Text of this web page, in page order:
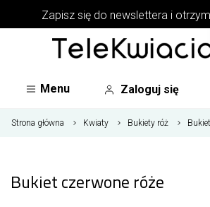
Zapisz się do newslettera i
Menu Zaloguj się
Strona główna Kwiaty Bukiety róż
Bukiet czerwone róże